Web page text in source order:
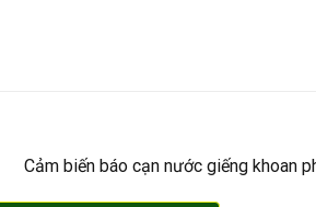
Cảm biến báo cạn nước giếng khoan